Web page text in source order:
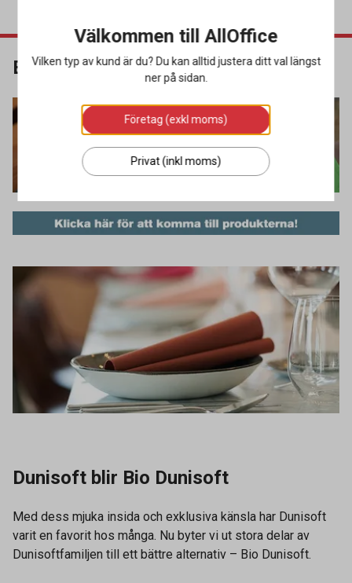
Bio Dunisoft-servetter
Dunisoft blir Bio Dunisoft
Med dess mjuka insida och exklusiva känsla har Dunisoft
varit en favorit hos många. Nu byter vi ut stora delar av
Dunisoftfamiljen till ett bättre alternativ – Bio Dunisoft.
Välkommen till AllOffice
Vilken typ av kund är du? Du kan alltid justera ditt val längst
ner på sidan.
Företag (exkl moms)
Privat (inkl moms)